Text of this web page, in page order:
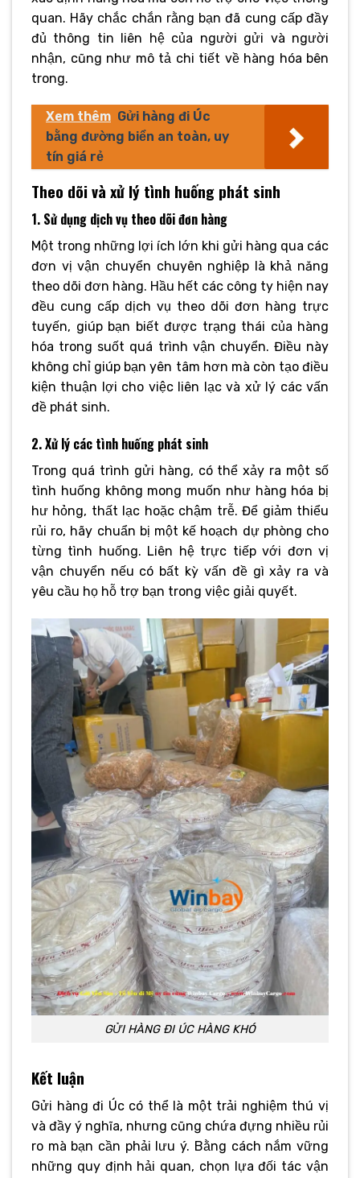
quan. Hãy chắc chắn rằng bạn đã cung cấp đầy
đủ thông tin liên hệ của người gửi và người
nhận, cũng như mô tả chi tiết về hàng hóa bên
trong.
Xem thêm Gửi hàng đi Úc
bằng đường biển an toàn, uy
tín giá rẻ
Theo dõi và xử lý tình huống phát sinh
1. Sử dụng dịch vụ theo dõi đơn hàng
Một trong những lợi ích lớn khi gửi hàng qua các
đơn vị vận chuyển chuyên nghiệp là khả năng
theo dõi đơn hàng. Hầu hết các công ty hiện nay
đều cung cấp dịch vụ theo dõi đơn hàng trực
tuyến, giúp bạn biết được trạng thái của hàng
hóa trong suốt quá trình vận chuyển. Điều này
không chỉ giúp bạn yên tâm hơn mà còn tạo điều
kiện thuận lợi cho việc liên lạc và xử lý các vấn
đề phát sinh.
2. Xử lý các tình huống phát sinh
Trong quá trình gửi hàng, có thể xảy ra một số
tình huống không mong muốn như hàng hóa bị
hư hỏng, thất lạc hoặc chậm trễ. Để giảm thiểu
rủi ro, hãy chuẩn bị một kế hoạch dự phòng cho
từng tình huống. Liên hệ trực tiếp với đơn vị
vận chuyển nếu có bất kỳ vấn đề gì xảy ra và
yêu cầu họ hỗ trợ bạn trong việc giải quyết.
GỬI HÀNG ĐI ÚC HÀNG KHÓ
Kết luận
Gửi hàng đi Úc có thể là một trải nghiệm thú vị
và đầy ý nghĩa, nhưng cũng chứa đựng nhiều rủi
ro mà bạn cần phải lưu ý. Bằng cách nắm vững
những quy định hải quan, chọn lựa đối tác vận